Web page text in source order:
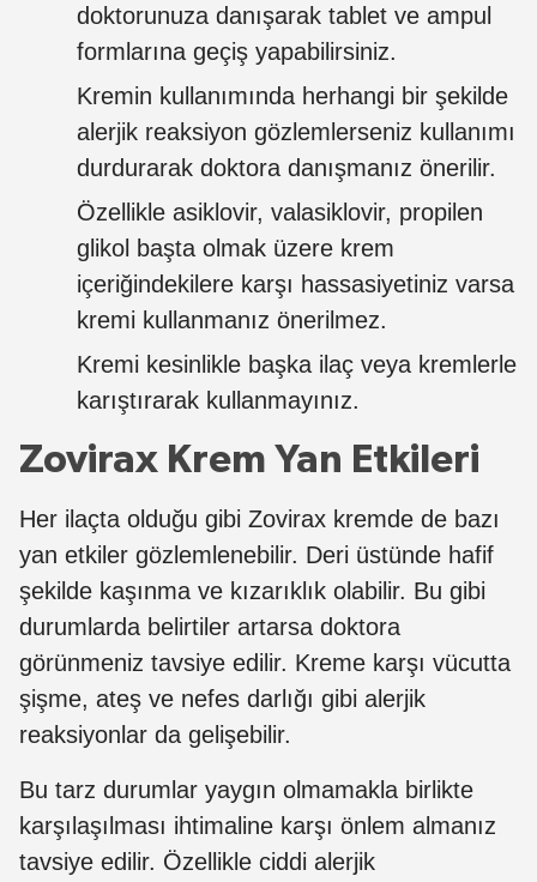
doktorunuza danışarak tablet ve ampul
formlarına geçiş yapabilirsiniz.
Kremin kullanımında herhangi bir şekilde
alerjik reaksiyon gözlemlerseniz kullanımı
durdurarak doktora danışmanız önerilir.
Özellikle asiklovir, valasiklovir, propilen
glikol başta olmak üzere krem
içeriğindekilere karşı hassasiyetiniz varsa
kremi kullanmanız önerilmez.
Kremi kesinlikle başka ilaç veya kremlerle
karıştırarak kullanmayınız.
Zovirax Krem Yan Etkileri
Her ilaçta olduğu gibi Zovirax kremde de bazı
yan etkiler gözlemlenebilir. Deri üstünde hafif
şekilde kaşınma ve kızarıklık olabilir. Bu gibi
durumlarda belirtiler artarsa doktora
görünmeniz tavsiye edilir. Kreme karşı vücutta
şişme, ateş ve nefes darlığı gibi alerjik
reaksiyonlar da gelişebilir.
Bu tarz durumlar yaygın olmamakla birlikte
karşılaşılması ihtimaline karşı önlem almanız
tavsiye edilir. Özellikle ciddi alerjik